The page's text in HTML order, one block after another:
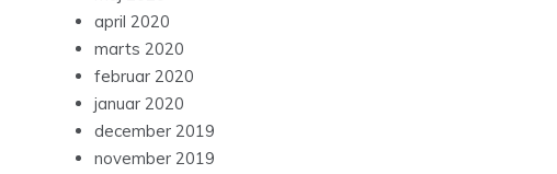
april 2020
marts 2020
februar 2020
januar 2020
december 2019
november 2019